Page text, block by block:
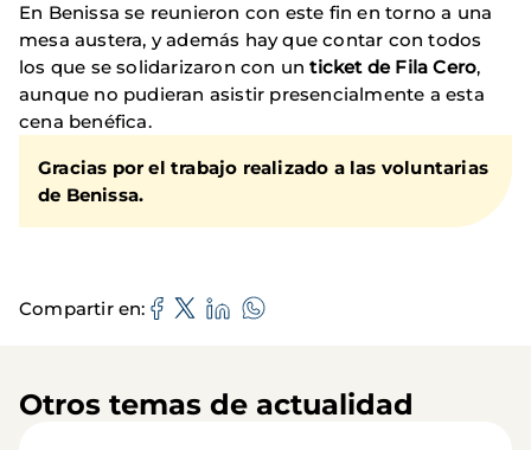
En Benissa se reunieron con este fin en torno a una
mesa austera, y además hay que contar con todos
los que se solidarizaron con unticket de Fila Cero,
aunque no pudieran asistir presencialmente a esta
cena benéfica.
Gracias por el trabajo realizado a las voluntarias
de Benissa.
Compartir en
Otros temas de actualidad